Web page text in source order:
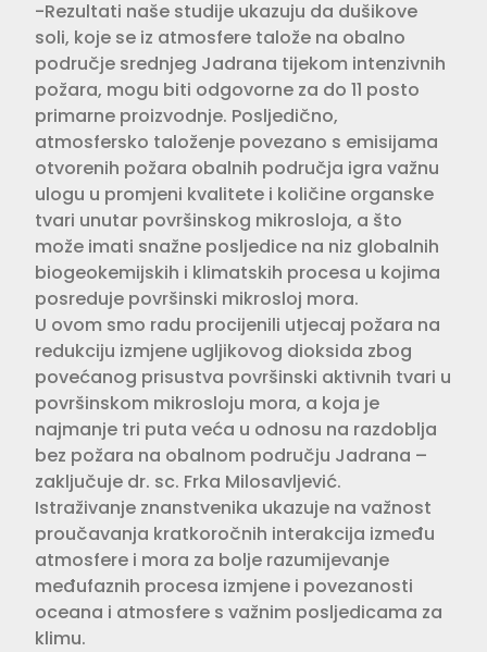
-Rezultati naše studije ukazuju da dušikove
soli, koje se iz atmosfere talože na obalno
područje srednjeg Jadrana tijekom intenzivnih
požara, mogu biti odgovorne za do 11 posto
primarne proizvodnje. Posljedično,
atmosfersko taloženje povezano s emisijama
otvorenih požara obalnih područja igra važnu
ulogu u promjeni kvalitete i količine organske
tvari unutar površinskog mikrosloja, a što
može imati snažne posljedice na niz globalnih
biogeokemijskih i klimatskih procesa u kojima
posreduje površinski mikrosloj mora.
U ovom smo radu procijenili utjecaj požara na
redukciju izmjene ugljikovog dioksida zbog
povećanog prisustva površinski aktivnih tvari u
površinskom mikrosloju mora, a koja je
najmanje tri puta veća u odnosu na razdoblja
bez požara na obalnom području Jadrana –
zaključuje dr. sc. Frka Milosavljević.
Istraživanje znanstvenika ukazuje na važnost
proučavanja kratkoročnih interakcija između
atmosfere i mora za bolje razumijevanje
međufaznih procesa izmjene i povezanosti
oceana i atmosfere s važnim posljedicama za
klimu.